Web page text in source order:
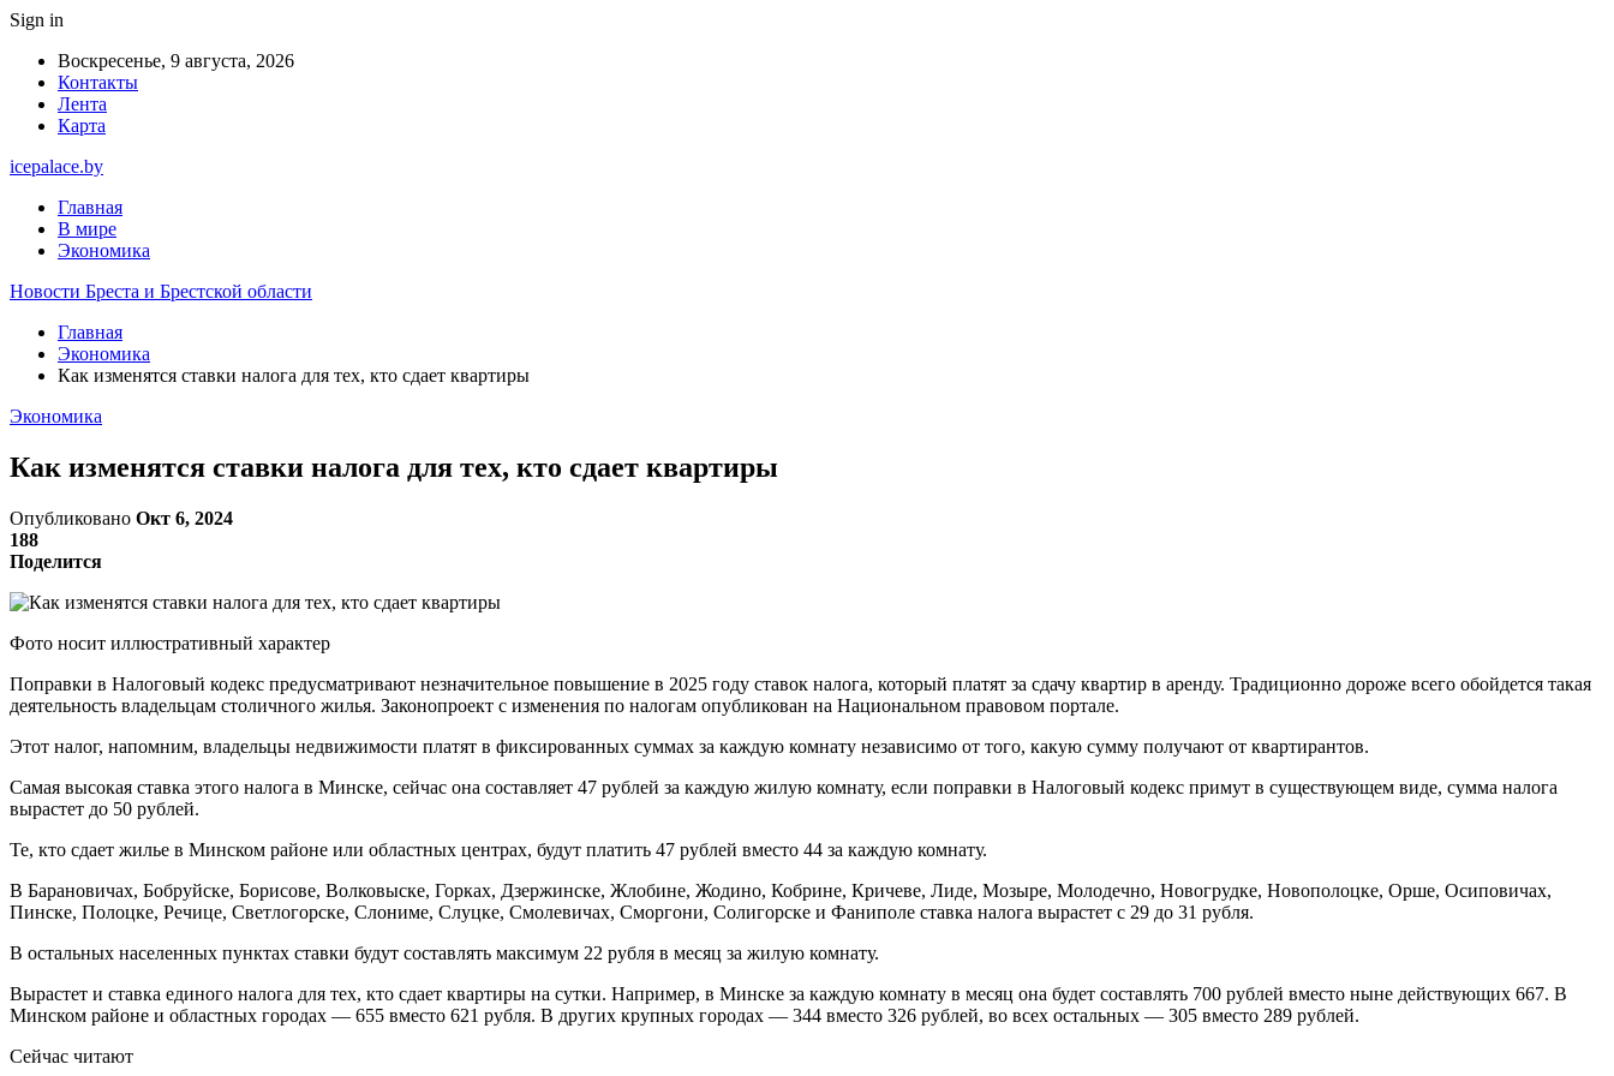
Sign in
Воскресенье, 9 августа, 2026
Контакты
Лента
Карта
icepalace.by
Главная
В мире
Экономика
Новости Бреста и Брестской области
Главная
Экономика
Как изменятся ставки налога для тех, кто сдает квартиры
Экономика
Как изменятся ставки налога для тех, кто сдает квартиры
Опубликовано Окт 6, 2024
188
Поделится
Фото носит иллюстративный характер
Поправки в Налоговый кодекс предусматривают незначительное повышение в 2025 году ставок налога, который платят за сдачу квартир в аренду. Традиционно дороже всего обойдется такая
деятельность владельцам столичного жилья. Законопроект с изменения по налогам опубликован на Национальном правовом портале.
Этот налог, напомним, владельцы недвижимости платят в фиксированных суммах за каждую комнату независимо от того, какую сумму получают от квартирантов.
Самая высокая ставка этого налога в Минске, сейчас она составляет 47 рублей за каждую жилую комнату, если поправки в Налоговый кодекс примут в существующем виде, сумма налога
вырастет до 50 рублей.
Те, кто сдает жилье в Минском районе или областных центрах, будут платить 47 рублей вместо 44 за каждую комнату.
В Барановичах, Бобруйске, Борисове, Волковыске, Горках, Дзержинске, Жлобине, Жодино, Кобрине, Кричеве, Лиде, Мозыре, Молодечно, Новогрудке, Новополоцке, Орше, Осиповичах,
Пинске, Полоцке, Речице, Светлогорске, Слониме, Слуцке, Смолевичах, Сморгони, Солигорске и Фаниполе ставка налога вырастет с 29 до 31 рубля.
В остальных населенных пунктах ставки будут составлять максимум 22 рубля в месяц за жилую комнату.
Вырастет и ставка единого налога для тех, кто сдает квартиры на сутки. Например, в Минске за каждую комнату в месяц она будет составлять 700 рублей вместо ныне действующих 667. В
Минском районе и областных городах — 655 вместо 621 рубля. В других крупных городах — 344 вместо 326 рублей, во всех остальных — 305 вместо 289 рублей.
Сейчас читают